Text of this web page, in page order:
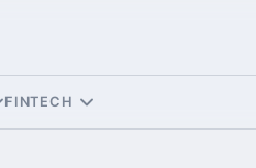
FINTECH